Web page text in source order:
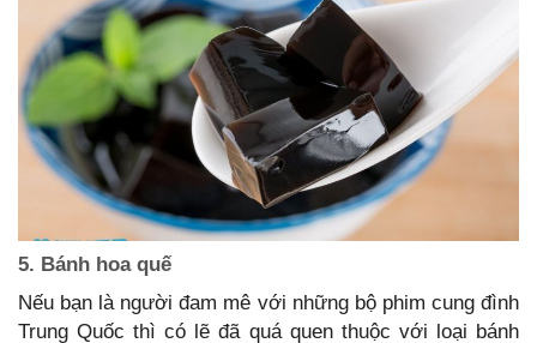
5. Bánh hoa quế
Nếu bạn là người đam mê với những bộ phim cung đình
Trung Quốc thì có lẽ đã quá quen thuộc với loại bánh